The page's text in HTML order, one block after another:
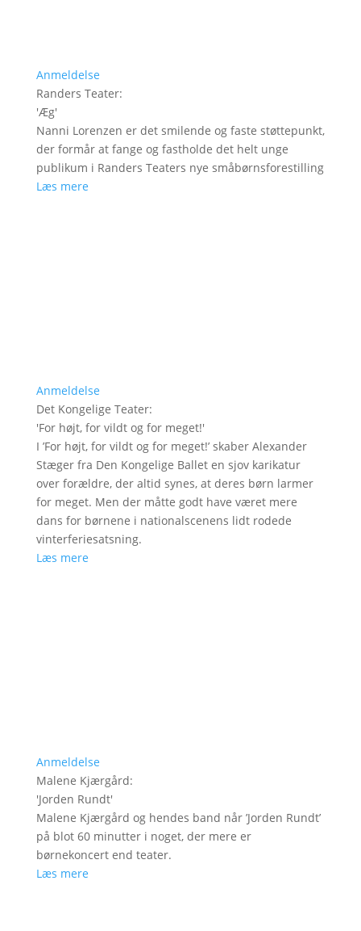
Anmeldelse
Randers Teater:
'Æg'
Nanni Lorenzen er det smilende og faste støttepunkt,
der formår at fange og fastholde det helt unge
publikum i Randers Teaters nye småbørnsforestilling
Læs mere
Anmeldelse
Det Kongelige Teater:
'For højt, for vildt og for meget!'
I ’For højt, for vildt og for meget!’ skaber Alexander
Stæger fra Den Kongelige Ballet en sjov karikatur
over forældre, der altid synes, at deres børn larmer
for meget. Men der måtte godt have været mere
dans for børnene i nationalscenens lidt rodede
vinterferiesatsning.
Læs mere
Anmeldelse
Malene Kjærgård:
'Jorden Rundt'
Malene Kjærgård og hendes band når ’Jorden Rundt’
på blot 60 minutter i noget, der mere er
børnekoncert end teater.
Læs mere